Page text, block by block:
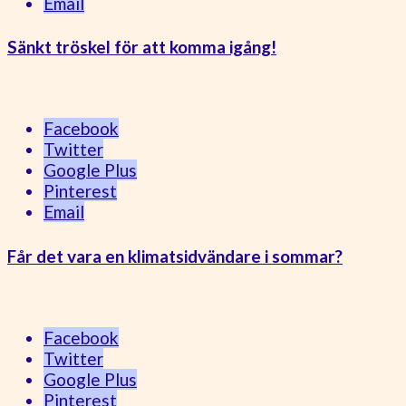
Sänkt tröskel för att komma igång!
Facebook
Twitter
Google Plus
Pinterest
Email
Får det vara en klimatsidvändare i sommar?
Facebook
Twitter
Google Plus
Pinterest